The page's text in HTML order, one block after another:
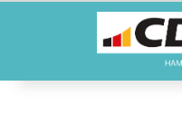
MOIN!
AKTUELLES